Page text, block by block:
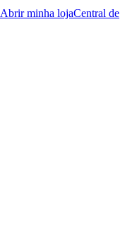
Abrir minha lojaCentral de